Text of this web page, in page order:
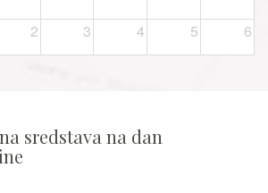
2 3 4 5 6
sredstava na dan